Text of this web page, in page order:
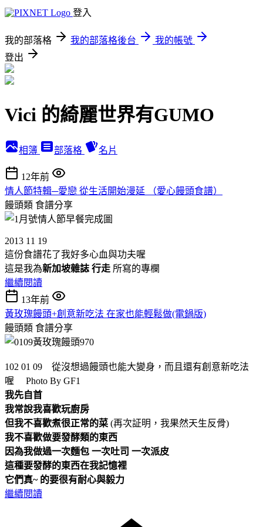
登入
我的部落格 我的部落格後台
我的帳號
登出
Vici 的綺麗世界有GUMO
相簿 部落格 名片
12年前
情人節特輯─愛戀 從生活開始漫延 （愛心饅頭食譜）
饅頭類 食譜分享
2013 11 19
這份食譜花了我好多心血與功夫喔
這是我為新加坡雜誌 行走 所寫的專欄
繼續閱讀
13年前
黃玫瑰饅頭+創意新吃法 在家也能輕鬆做(電鍋版)
饅頭類 食譜分享
102 01 09 從沒想過饅頭也能大變身，而且還有創意新吃法
喔 Photo By GF1
我先自首
我常說我喜歡玩廚房
但我不喜歡煮很正常的菜 (再次証明，我果然天生反骨)
我不喜歡做要發酵類的東西
因為我做過一次麵包 一次吐司 一次派皮
這種要發酵的東西在我記憶裡
它們真~ 的要很有耐心與毅力
繼續閱讀